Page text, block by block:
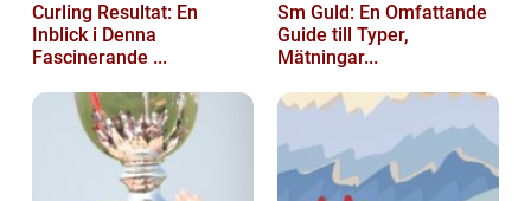
Curling Resultat: En
Inblick i Denna
Fascinerande ...
Sm Guld: En Omfattande
Guide till Typer,
Mätningar...